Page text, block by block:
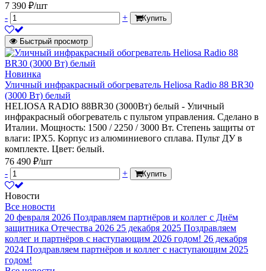
7 390 ₽/шт
-
+ Купить
Быстрый просмотр
Новинка
Уличный инфракрасный обогреватель Heliosa Radio 88 BR30
(3000 Вт) белый
HELIOSA RADIO 88BR30 (3000Вт) белый - Уличный
инфракрасный обогреватель с пультом управления. Сделано в
Италии. Мощность: 1500 / 2250 / 3000 Вт. Степень защиты от
влаги: IPX5. Корпус из алюминиевого сплава. Пульт ДУ в
комплекте. Цвет: белый.
76 490 ₽/шт
-
+ Купить
Новости
Все новости
20 февраля 2026 Поздравляем партнёров и коллег с Днём
защитника Отечества 2026 25 декабря 2025 Поздравляем
коллег и партнёров с наступающим 2026 годом! 26 декабря
2024 Поздравляем партнёров и коллег с наступающим 2025
годом!